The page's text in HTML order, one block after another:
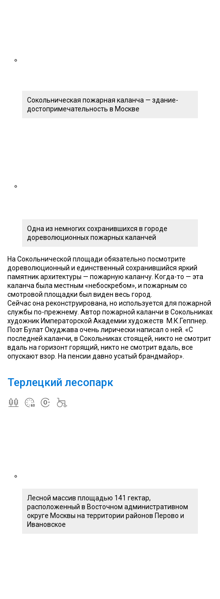
Сокольническая пожарная каланча — здание-
достопримечательность в Москве
Одна из немногих сохранившихся в городе
дореволюционных пожарных каланчей
На Сокольнической площади обязательно посмотрите
дореволюционный и единственный сохранившийся яркий
памятник архитектуры — пожарную каланчу. Когда-то — эта
каланча была местным «небоскребом», и пожарным со
смотровой площадки был виден весь город.
Сейчас она реконструирована, но используется для пожарной
службы по-прежнему. Автор пожарной каланчи в Сокольниках
художник Императорской Академии художеств М.К.Геппнер.
Поэт Булат Окуджава очень лирически написал о ней. «С
последней каланчи, в Сокольниках стоящей, никто не смотрит
вдаль на горизонт горящий, никто не смотрит вдаль, все
опускают взор. На пенсии давно усатый брандмайор».
Терлецкий лесопарк
Лесной массив площадью 141 гектар,
расположенный в Восточном административном
округе Москвы на территории районов Перово и
Ивановское